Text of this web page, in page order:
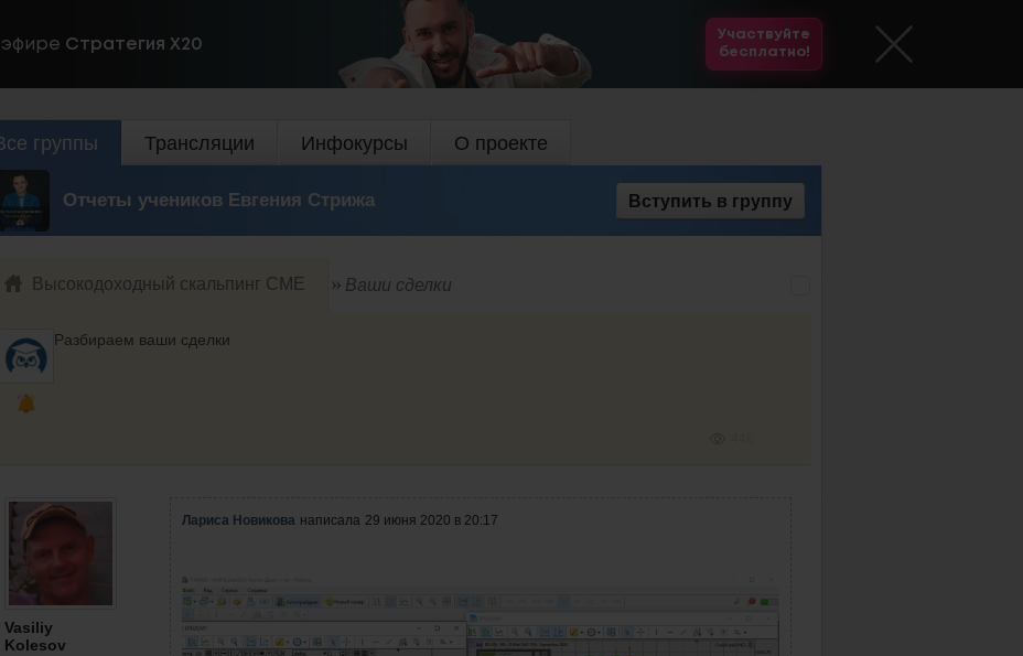
Стратегия Х20
Участвуйте
бесплатно!
группы Трансляции Инфокурсы О проекте
Отчеты учеников Евгения Стрижа Вступить в группу
Высокодоходный скальпинг СМЕ Ваши сделки
Разбираем ваши сделки
Vasiliy
Kolesov
Лариса Новикова написала 29 июня 2020 в 20:17